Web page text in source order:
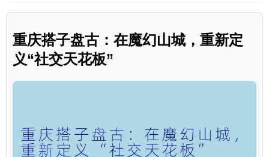
重庆搭子盘古：在魔幻山城，重新定
义“社交天花板”